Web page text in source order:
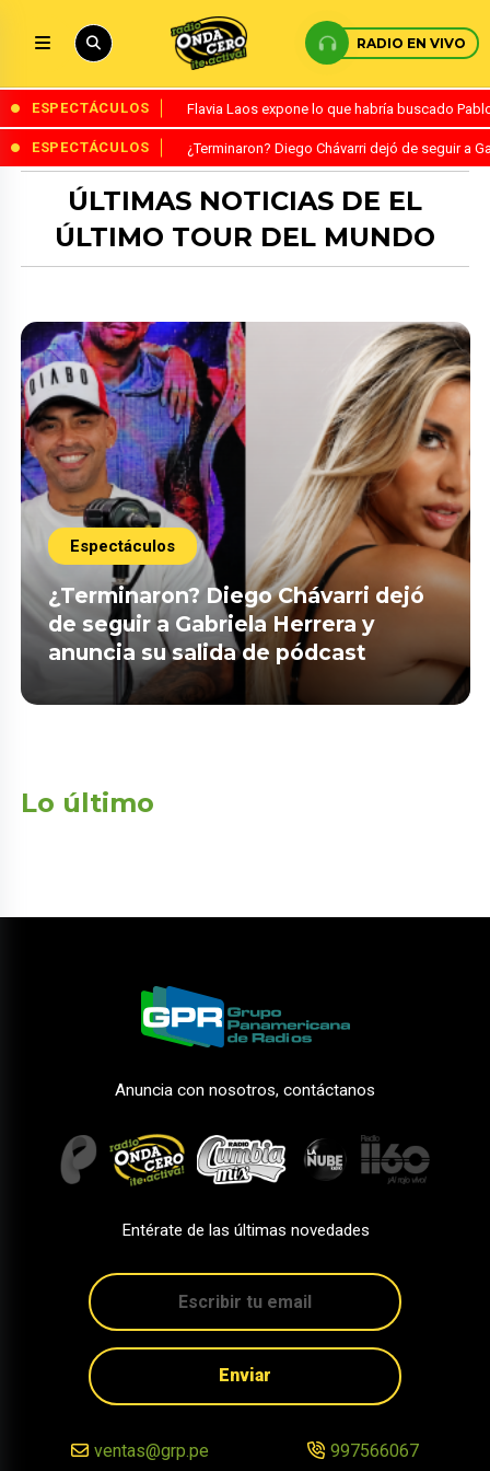
RADIO EN VIVO
ESPECTÁCULOS Flavia Laos expone lo que habría buscado
ESPECTÁCULOS ¿Terminaron? Diego Chávarri dejó de seguir a
ÚLTIMAS NOTICIAS DE EL
ÚLTIMO TOUR DEL MUNDO
Espectáculos
¿Terminaron? Diego Chávarri dejó
de seguir a Gabriela Herrera y
anuncia su salida de pódcast
Lo último
Anuncia con nosotros, contáctanos
Entérate de las últimas novedades
Enviar
ventas@grp.pe 997566067